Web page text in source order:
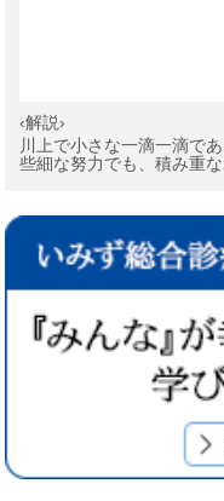
‹解説›
川上で小さな一滴一滴で
些細な努力でも、積み重